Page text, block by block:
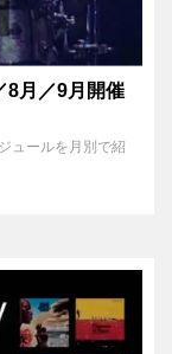
8月／9月開催
ュールを月別で紹